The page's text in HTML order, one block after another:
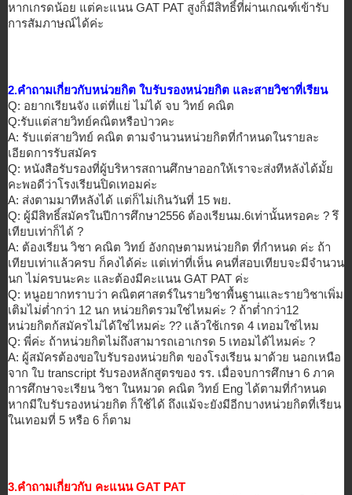
หากเกรดน้อย แต่คะแนน GAT PAT สูงก็มีสิทธิ์ที่ผ่านเกณฑ์เข้ารับ
การสัมภาษณ์ได้ค่ะ
2.คำถามเกี่ยวกับหน่วยกิต ใบรับรองหน่วยกิต และสายวิชาที่เรียน
Q: อยากเรียนจัง แต่ที่แย่ ไม่ได้ จบ วิทย์ คณิต
Q:รับแต่สายวิทย์คณิตหรือป่าวคะ
A: รับแต่สายวิทย์ คณิต ตามจำนวนหน่วยกิตที่กำหนดในรายละ
เอียดการรับสมัคร
Q: หนังสือรับรองที่ผู้บริหารสถานศึกษาออกให้เราจะส่งทีหลังได้มั้ย
คะพอดีว่าโรงเรียนปิดเทอมค่ะ
A: ส่งตามมาทีหลังได้ แต่ก็ไม่เกินวันที่ 15 พย.
Q: ผู้มีสิทธิ์สมัครในปีการศึกษา2556 ต้องเรียนม.6เท่านั้นหรอคะ ? รึ
เทียบเท่าก็ได้ ?
A: ต้องเรียน วิชา คณิต วิทย์ อังกฤษตามหน่วยกิต ที่กำหนด ค่ะ ถ้า
เทียบเท่าแล้วครบ ก็คงได้ค่ะ แต่เท่าที่เห็น คนที่สอบเทียบจะมีจำนวน
นก ไม่ครบนะคะ และต้องมีคะแนน GAT PAT ค่ะ
Q: หนูอยากทราบว่า คณิตศาสตร์ในรายวิชาพื้นฐานและรายวิชาเพิ่ม
เติมไม่ต่ำกว่า 12 นก หน่วยกิตรวมใช่ไหมค่ะ ? ถ้าต่ำกว่า12
หน่วยกิตก้สมัครไม่ได้ใช่ไหมค่ะ ?? เเล้วใช้เกรด 4 เทอมใช่ไหม
Q: พี่ค่ะ ถ้าหน่วยกิตไม่ถึงสามารถเอาเกรด 5 เทอมได้ไหมค่ะ ?
A: ผู้สมัครต้องขอใบรับรองหน่วยกิต ของโรงเรียน มาด้วย นอกเหนือ
จาก ใบ transcript รับรองหลักสูตรของ รร. เมื่อจบการศึกษา 6 ภาค
การศึกษาจะเรียน วิชา ในหมวด คณิต วิทย์ Eng ได้ตามที่กำหนด
หากมีใบรับรองหน่วยกิต ก็ใช้ได้ ถึงแม้จะยังมีอีกบางหน่วยกิตที่เรียน
ในเทอมที่ 5 หรือ 6 ก็ตาม
3.คำถามเกี่ยวกับ คะแนน GAT PAT